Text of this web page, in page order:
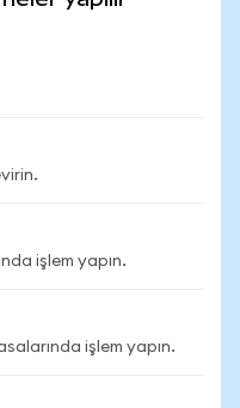
işlem yapın.
işlem yapın.